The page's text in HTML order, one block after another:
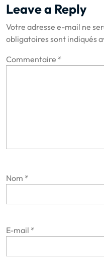
Leave a Reply
Votre adresse e-mail ne
obligatoires sont indiqués
Commentaire *
Nom *
E-mail *